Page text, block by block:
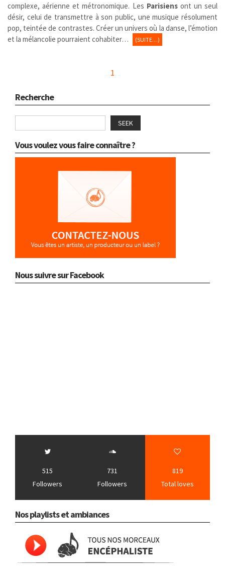
complexe, aérienne et métronomique. Les Parisiensont un seul
désir, celui de transmettre à son public, une musique résolument
pop, teintée de contrastes. Créer un univers où la danse, l’émotion
et la mélancolie pourraient cohabiter…
(SUITE…)
1
Recherche
SEEK
Vous voulez vous faire connaître ?
Nous suivre sur Facebook
515
Followers
731
Followers
819
Total loves
Nos playlists et ambiances